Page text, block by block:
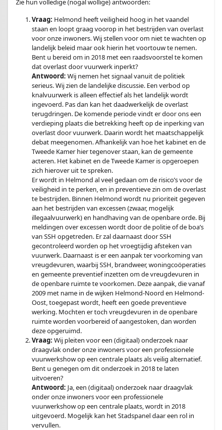
Zie hun volledige (nogal wollige) antwoorden:
Vraag: Helmond heeft veiligheid hoog in het vaandel
staan en loopt graag voorop in het bestrijden van overlast
voor onze inwoners. Wij stellen voor om niet te wachten op
landelijk beleid maar ook hierin het voortouw te nemen.
Bent u bereid om in 2018 met een raadsvoorstel te komen
dat overlast door vuurwerk inperkt?
Antwoord: Wij nemen het signaal vanuit de politiek
serieus. Wij zien de landelijke discussie. Een verbod op
knalvuurwerk is alleen effectief als het landelijk wordt
ingevoerd. Pas dan kan het daadwerkelijk de overlast
terugdringen. De komende periode vindt er door ons een
verdieping plaats die betrekking heeft op de inperking van
overlast door vuurwerk. Daarin wordt het maatschappelijk
debat meegenomen. Afhankelijk van hoe het kabinet en de
Tweede Kamer hier tegenover staan, kan de gemeente
acteren. Het kabinet en de Tweede Kamer is opgeroepen
zich hierover uit te spreken.
Er wordt in Helmond al veel gedaan om de risico’s voor de
veiligheid in te perken, en in preventieve zin om de overlast
te bestrijden. Binnen Helmond wordt nu prioriteit gegeven
aan het bestrijden van excessen (zwaar, mogelijk
illegaalvuurwerk) en handhaving van de openbare orde. Bij
meldingen over excessen wordt door de politie of de boa’s
van SSH opgetreden. Er zal daarnaast door SSH
gecontroleerd worden op het vroegtijdig afsteken van
vuurwerk. Daarnaast is er een aanpak ter voorkoming van
vreugdevuren, waarbij SSH, brandweer, woningcoöperaties
en gemeente preventief inzetten om de vreugdevuren in
de openbare ruimte te voorkomen. Deze aanpak, die vanaf
2009 met name in de wijken Helmond-Noord en Helmond-
Oost, toegepast wordt, heeft een goede preventieve
werking. Mochten er toch vreugdevuren in de openbare
ruimte worden voorbereid of aangestoken, dan worden
deze opgeruimd.
Vraag: Wij pleiten voor een (digitaal) onderzoek naar
draagvlak onder onze inwoners voor een professionele
vuurwerkshow op een centrale plaats als veilig alternatief.
Bent u genegen om dit onderzoek in 2018 te laten
uitvoeren?
Antwoord: Ja, een (digitaal) onderzoek naar draagvlak
onder onze inwoners voor een professionele
vuurwerkshow op een centrale plaats, wordt in 2018
uitgevoerd. Mogelijk kan het Stadspanel daar een rol in
vervullen.